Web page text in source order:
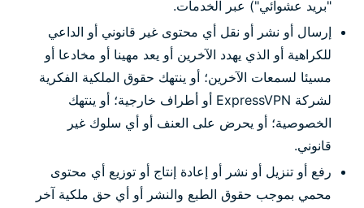
"بريد عشوائي") عبر الخدمات.
إرسال أو نشر أو نقل أي محتوى غير قانوني أو الداعي
للكراهية أو الذي يهدد الآخرين أو يعد مهينا أو مخادعا أو
مسيئا لسمعات الآخرين؛ أو ينتهك حقوق الملكية الفكرية
لشركة ExpressVPN أو أطراف خارجية؛ أو ينتهك
الخصوصية؛ أو يحرض على العنف أو أي سلوك غير
قانوني.
رفع أو تنزيل أو نشر أو إعادة إنتاج أو توزيع أي محتوى
محمي بموجب حقوق الطبع والنشر أو أي حق ملكية آخر